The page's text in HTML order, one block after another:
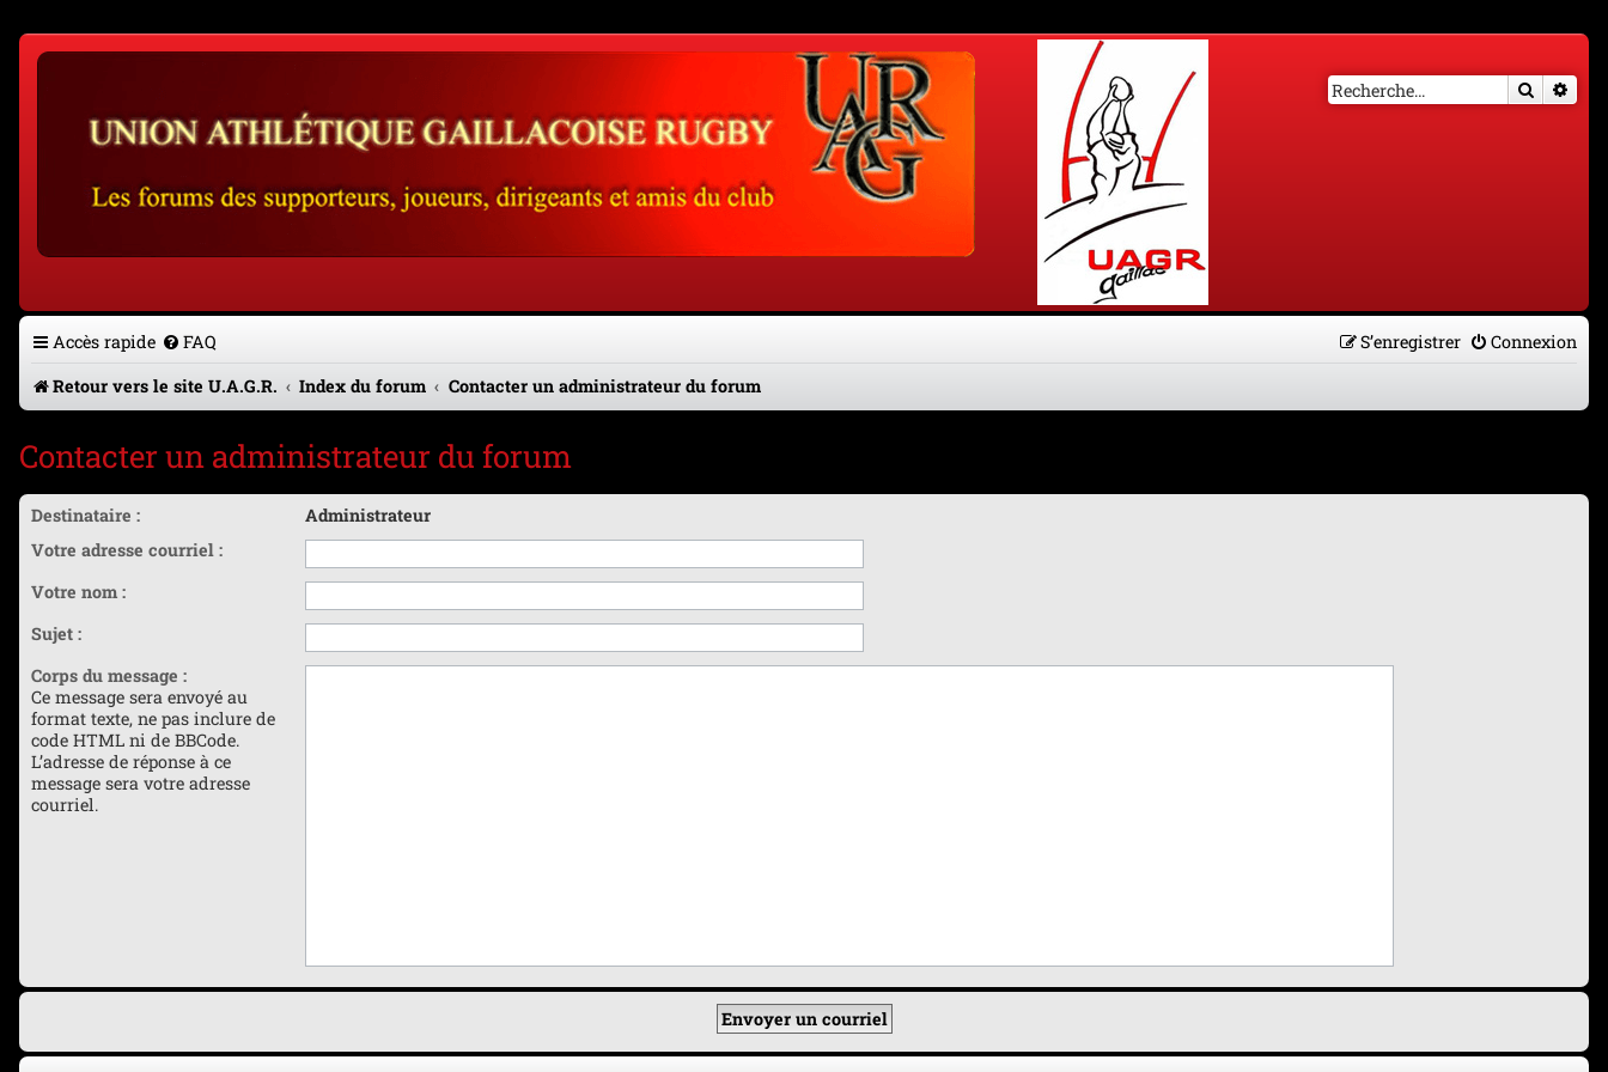
Accès rapide FAQ Connexion
S’enregistrer
Retour vers le site U.A.G.R.
Index du forum Contacter un administrateur du forum
Contacter un administrateur du forum
Destinataire :
Administrateur
Votre adresse courriel :
Votre nom :
Sujet :
Corps du message :
Ce message sera envoyé au
format texte, ne pas inclure de
code HTML ni de BBCode.
L’adresse de réponse à ce
message sera votre adresse
courriel.